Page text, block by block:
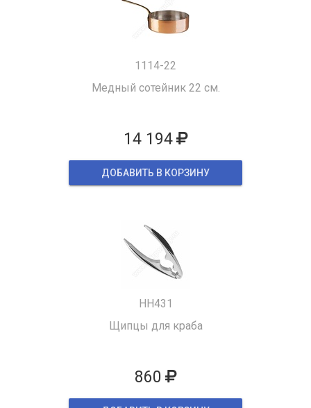
1114-22
Медный сотейник 22 см.
14 194
ДОБАВИТЬ В КОРЗИНУ
HH431
Щипцы для краба
860